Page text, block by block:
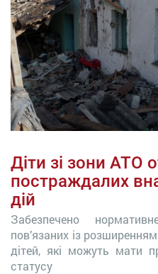
Діти зі зони АТО
постраждалих
дій
Забезпечено
пов’язаних із
дітей, які можуть мати
статусу